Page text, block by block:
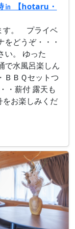
㏌ 【hotaru・
す。 プライベ
をどうぞ・・・
い。 ゆった
で水風呂楽しん
ＢＢＱセットつ
・薪付 露天も
をお楽しみくだ